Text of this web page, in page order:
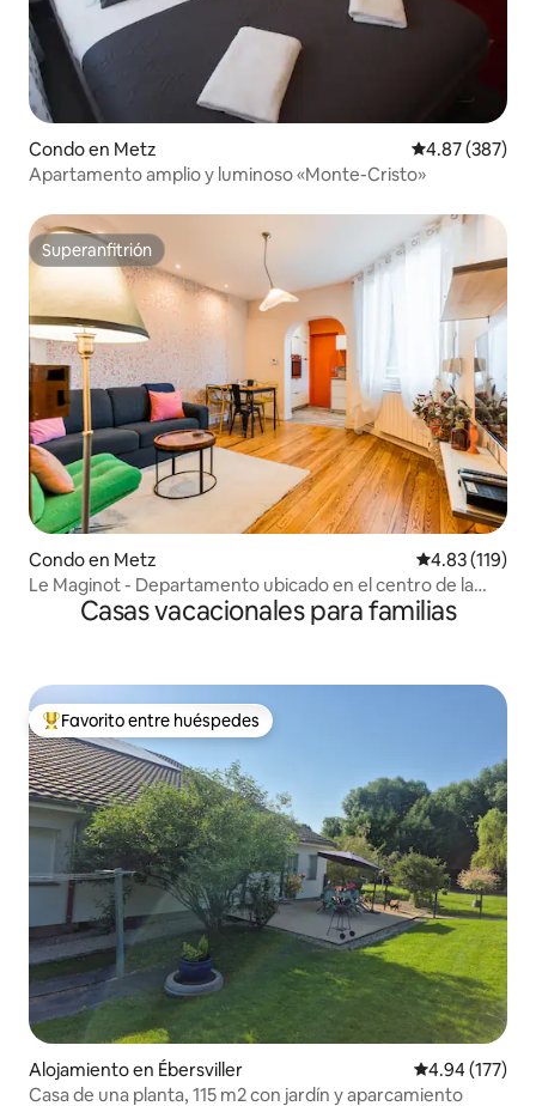
Condo en Metz Calificación
4.87 (387)
Apartamento amplio y luminoso «Monte-Cristo»
Superanfitrión
Superanfitrión
Condo en Metz Calificación
4.83 (119)
Le Maginot - Departamento ubicado en el centro de la
ciudadCasas vacacionales para familias
Favorito entre huéspedes preferido
Favorito entre huéspedes
Alojamiento en Ébersviller Calificación
4.94 (177)
Casa de una planta, 115 m2 con jardín y aparcamiento